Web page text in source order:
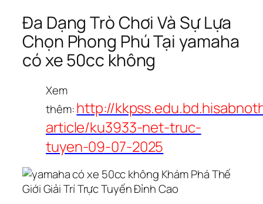
Đa Dạng Trò Chơi Và Sự Lựa
Chọn Phong Phú Tại yamaha
có xe 50cc không
Xem
thêm:http://
article/ku3933-net-truc-
tuyen-09-07-2025